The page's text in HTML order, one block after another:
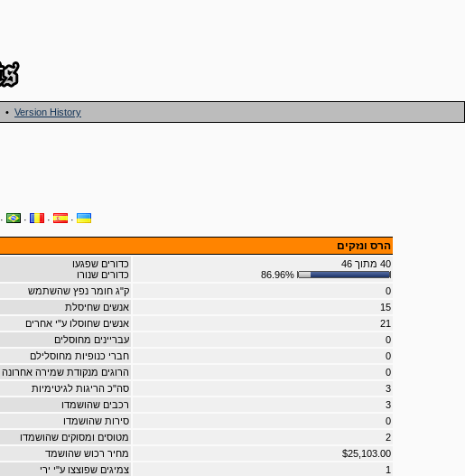
• Version History
· · · ·
הרס ונזקים
כדורים שפגעו
כדורים שנורו
40 מתוך 46
86.96%
ק"ג חומר נפץ שהשתמש
0
אנשים שחיסלת
15
אנשים שחוסלו ע"י אחרים
21
עבריינים מחוסלים
0
חברי כנופיות מחוסלילם
0
הרוגים מנקודת שמירה אחרונה
0
סה"כ הריגות לגיטימיות
3
רכבים שהושמדו
3
סירות שהושמדו
0
מטוסים ומסוקים שהושמדו
2
מחיר רכוש שהושמד
$25,103.00
צמיגים שפוצצו ע"י ירי
1